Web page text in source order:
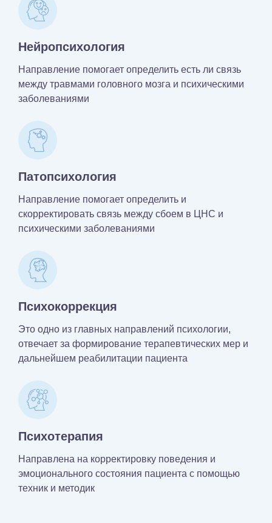
Нейропсихология
Направление помогает определить есть ли связь
между травмами головного мозга и психическими
заболеваниями
Патопсихология
Направление помогает определить и
скорректировать связь между сбоем в ЦНС и
психическими заболеваниями
Психокоррекция
Это одно из главных направлений психологии,
отвечает за формирование терапевтических мер и
дальнейшем реабилитации пациента
Психотерапия
Направлена на корректировку поведения и
эмоционального состояния пациента с помощью
техник и методик